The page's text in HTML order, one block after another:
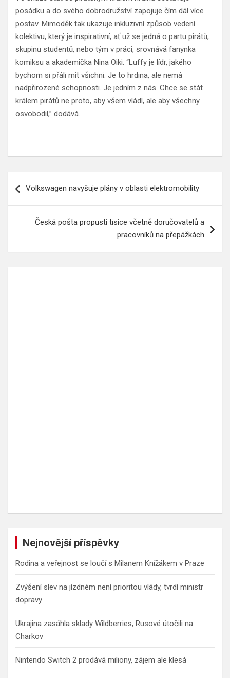
posádku a do svého dobrodružství zapojuje čím dál více
postav. Mimoděk tak ukazuje inkluzivní způsob vedení
kolektivu, který je inspirativní, ať už se jedná o partu pirátů,
skupinu studentů, nebo tým v práci, srovnává fanynka
komiksu a akademička Nina Oiki. “Luffy je lídr, jakého
bychom si přáli mít všichni. Je to hrdina, ale nemá
nadpřirozené schopnosti. Je jedním z nás. Chce se stát
králem pirátů ne proto, aby všem vládl, ale aby všechny
osvobodil,” dodává.
pro
Volkswagen navyšuje plány v oblasti elektromobility
Česká pošta propustí tisíce včetně doručovatelů a
pracovníků na přepážkách
Nejnovější příspěvky
Rodina a veřejnost se loučí s Milanem Knížákem v Praze
Zvýšení slev na jízdném není prioritou vlády, tvrdí ministr
dopravy
Ukrajina zasáhla sklady Wildberries, Rusové útočili na
Charkov
Nintendo Switch 2 prodává miliony, zájem ale klesá